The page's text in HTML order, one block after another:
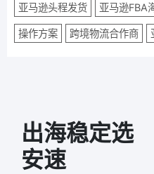
亚马逊头程发货 亚马逊FBA
操作方案 跨境物流合作商
出海稳定选
安速